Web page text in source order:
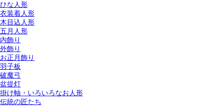
ひな人形
衣装着人形
木目込人形
五月人形
内飾り
外飾り
お正月飾り
羽子板
破魔弓
盆提灯
掛け軸・いろいろなお人形
伝統の匠たち